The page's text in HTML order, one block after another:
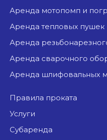
аренда мотопомп и
аренда тепловых пушек
аренда
аренда сварочного
аренда шлифовальных
Правила проката
Услуги
Субаренда